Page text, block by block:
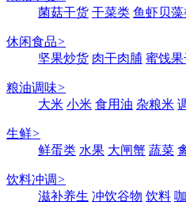
菌菇干货 干菜类 鱼虾贝
休闲食品>
坚果炒货 肉干肉脯 蜜饯果
粮油调味>
大米 小米 食用油 杂粮米
生鲜>
鲜蛋类 水果 大闸蟹 蔬菜
饮料冲调>
滋补养生 冲饮谷物 饮料